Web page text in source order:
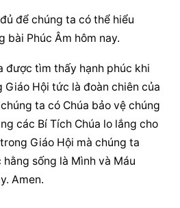
để chúng ta có thể hiểu
bài Phúc Âm hôm nay.
được tìm thấy hạnh phúc khi
Hội tức là đoàn chiên của
ta có Chúa bảo vệ chúng
các Bí Tích Chúa lo lắng cho
Giáo Hội mà chúng ta
sống là Mình và Máu
Amen.